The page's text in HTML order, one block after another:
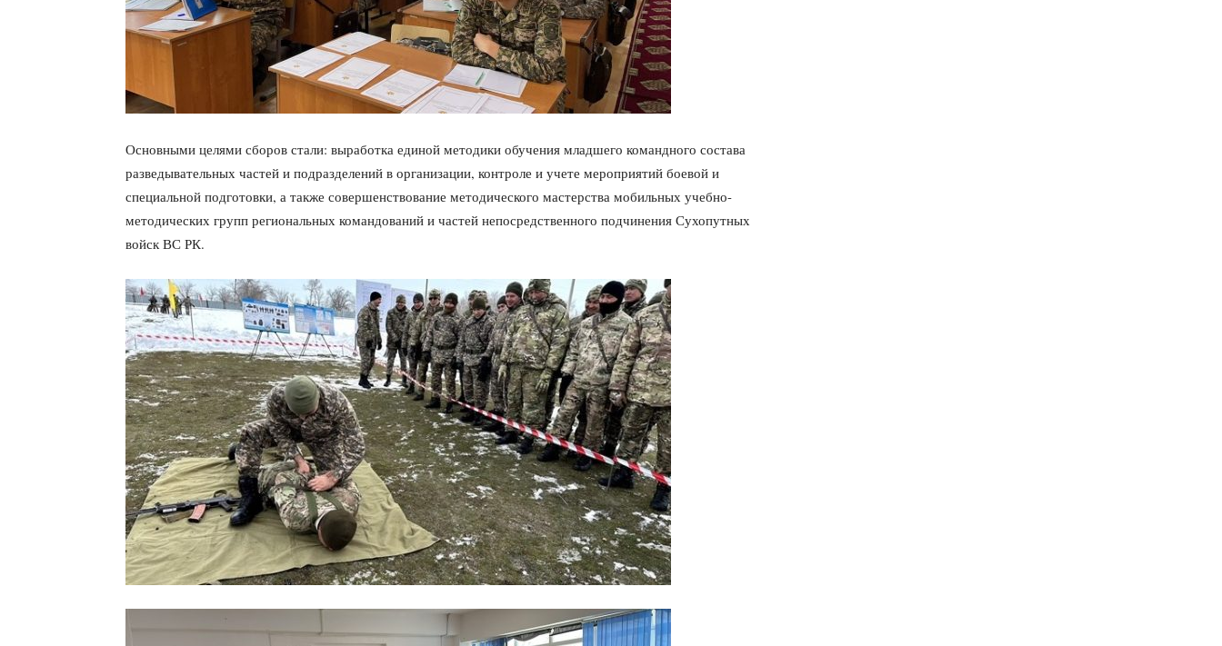
Основными целями сборов стали: выработка единой методики обучения младшего командного состава
разведывательных частей и подразделений в организации, контроле и учете мероприятий боевой и
специальной подготовки, а также совершенствование методического мастерства мобильных учебно-
методических групп региональных командований и частей непосредственного подчинения Сухопутных
войск ВС РК.